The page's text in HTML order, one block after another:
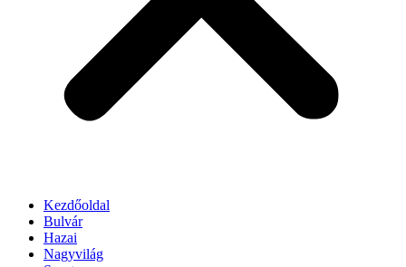
Kezdőoldal
Bulvár
Hazai
Nagyvilág